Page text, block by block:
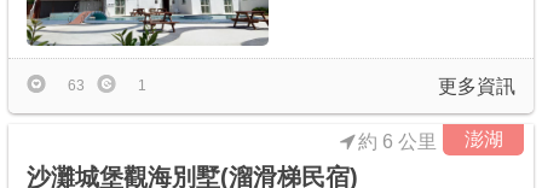
更多資訊
63 1
澎湖
沙灘城堡觀海別墅(溜滑梯民宿)
約 6 公里